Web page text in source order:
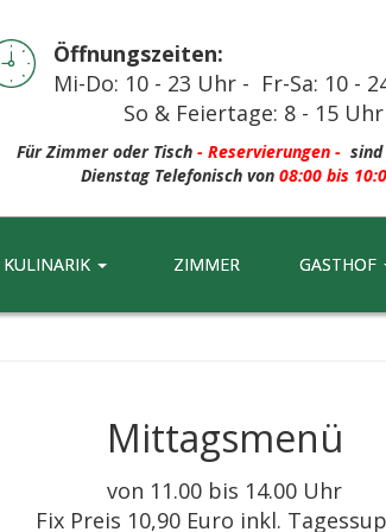
Öffnungszeiten:
Mi-Do: 10 - 23 Uhr - Fr-Sa: 10 -
So & Feiertage: 8 - 15 Uhr
FürZimmer oder Tisch - Reservierungen -
Dienstag Telefonisch von 08:00 bis
KULINARIK ZIMMER GASTHOF
Mittagsmenü
von 11.00 bis 14.00 Uhr
Fix Preis 10,90 Euro inkl.